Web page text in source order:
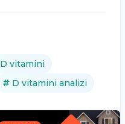
D vitamini
D vitamini analizi